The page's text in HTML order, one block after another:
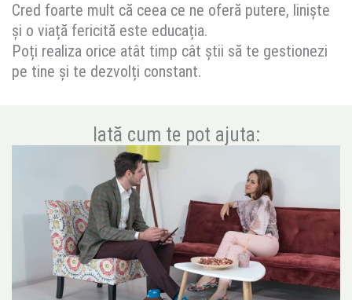
Cred foarte mult că ceea ce ne oferă putere, liniște
și o viață fericită este educația.
Poți realiza orice atât timp cât știi să te gestionezi
pe tine și te dezvolți constant.
Iată cum te pot ajuta: